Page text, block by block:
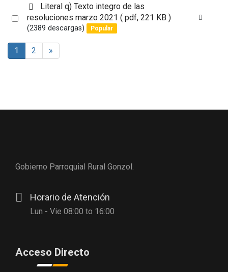
Select
item
p
d
f
Literal q) Texto integro de las
resoluciones marzo 2021 ( pdf, 221 KB )
(2389 descargas) Popular
1 2 »
Gobierno Parroquial Rural Gonzol.
Horario de Atención
Lun - Vie 08:00 to 16:00
Acceso Directo